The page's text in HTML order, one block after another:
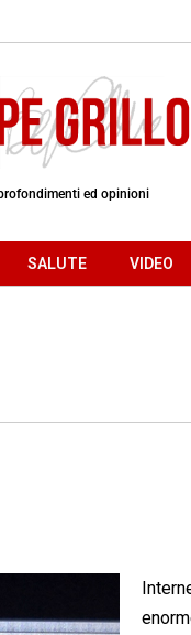
ed opinioni
SALUTE VIDEO